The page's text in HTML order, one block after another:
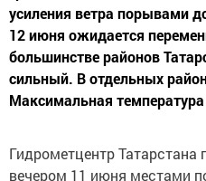
усиления ветра порывами
12 июня ожидается
большинстве районов
сильный. В отдельных
Максимальная
Гидрометцентр Татарстана
вечером 11 июня местами